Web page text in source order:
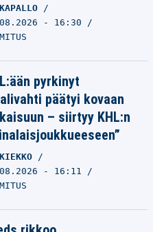
- 16:30
pyrkinyt
päätyi kovaan
– siirtyy KHL:n
- 16:11